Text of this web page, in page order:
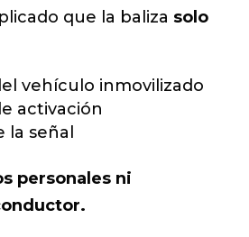
que la baliza solo
vehículo inmovilizado
activación
la señal
personales ni